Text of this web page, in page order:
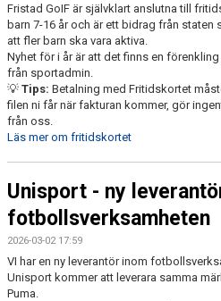
Fristad GoIF är självklart anslutna till
barn 7-16 år och är ett bidrag från
att fler barn ska vara aktiva.
Nyhet för i år är att det finns en
från sportadmin.
💡 Tips: Betalning med Fritidskortet
filen ni får när fakturan kommer, gör
från oss.
Läs mer om fritidskortet
Unisport - ny
fotbollsverksamheten
2026-03-02 17:59
VI har en ny leverantör inom
Unisport kommer att leverara samma
Puma.